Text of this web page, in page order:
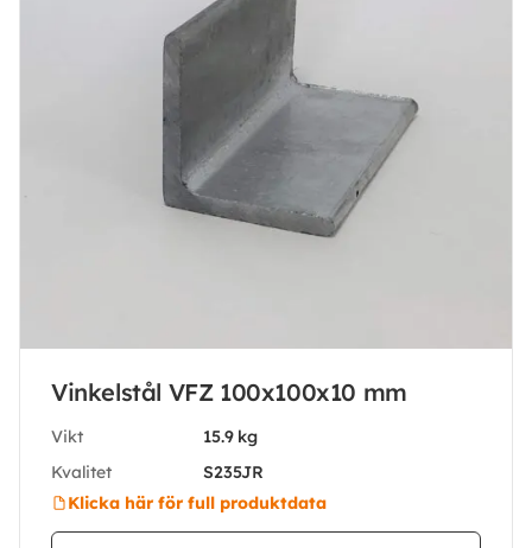
Vinkelstål VFZ 100x100x10 mm
Vikt
15.9 kg
Kvalitet
S235JR
Klicka här för full produktdata